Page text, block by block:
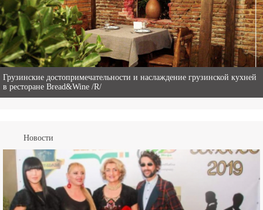
Гиви Абалаки – 86-летний фермер из Горийского муниципалитета